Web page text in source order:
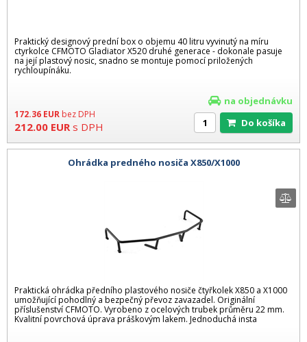
Praktický designový prední box o objemu 40 litru vyvinutý na míru
ctyrkolce CFMOTO Gladiator X520 druhé generace - dokonale pasuje
na její plastový nosic, snadno se montuje pomocí priložených
rychloupínáku.
172.36 EUR bez DPH
212.00 EUR s DPH
na objednávku
Do košíka
Ohrádka predného nosiča X850/X1000
Praktická ohrádka předního plastového nosiče čtyřkolek X850 a X1000
umožňující pohodlný a bezpečný převoz zavazadel. Originální
příslušenství CFMOTO. Vyrobeno z ocelových trubek průměru 22 mm.
Kvalitní povrchová úprava práškovým lakem. Jednoduchá insta